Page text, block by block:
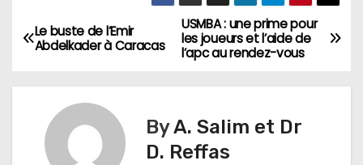
N
USMBA : une prime pour
les joueurs et l’aide de
l’apc au rendez-vous
Le buste de l’Emir
Abdelkader à Caracas
ByA. Salim et Dr
D. Reffas